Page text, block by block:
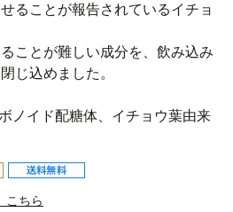
ることが報告されているイチョ
ことが難しい成分を、飲み込み
じ込めました。
ノイド配糖体、イチョウ葉由来
こちら